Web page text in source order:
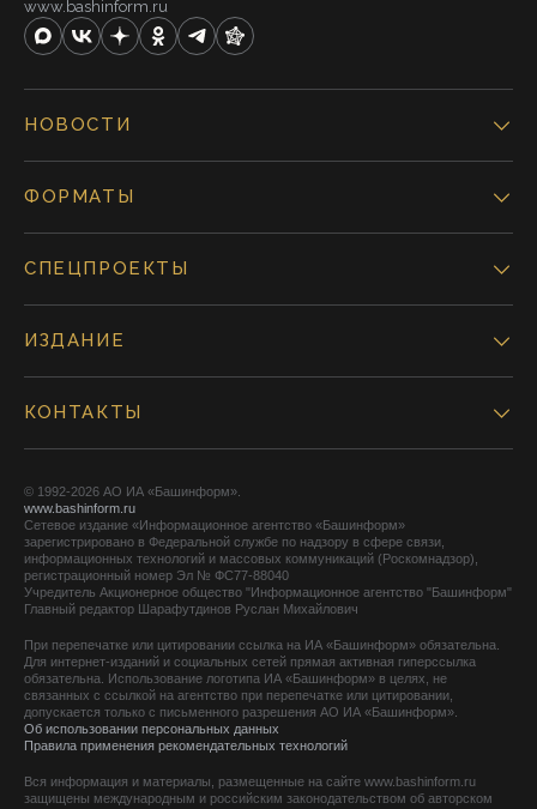
www.bashinform.ru
НОВОСТИ
ФОРМАТЫ
СПЕЦПРОЕКТЫ
ИЗДАНИЕ
КОНТАКТЫ
© 1992-2026 АО ИА «Башинформ».
www.bashinform.ru
Сетевое издание «Информационное агентство «Башинформ»
зарегистрировано в Федеральной службе по надзору в сфере связи,
информационных технологий и массовых коммуникаций (Роскомнадзор),
регистрационный номер Эл № ФС77-88040
Учредитель Акционерное общество "Информационное агентство "Башинформ"
Главный редактор Шарафутдинов Руслан Михайлович
При перепечатке или цитировании ссылка на ИА «Башинформ» обязательна.
Для интернет-изданий и социальных сетей прямая активная гиперссылка
обязательна. Использование логотипа ИА «Башинформ» в целях, не
связанных с ссылкой на агентство при перепечатке или цитировании,
допускается только с письменного разрешения АО ИА «Башинформ».
Об использовании персональных данных
Правила применения рекомендательных технологий
Вся информация и материалы, размещенные на сайте www.bashinform.ru
защищены международным и российским законодательством об авторском